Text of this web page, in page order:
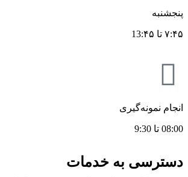
پنجشنبه
۷:۴۵ تا 13:۴۵
انجام نمونه‌گیری
08:00 تا 9:30
دسترسی به خدمات